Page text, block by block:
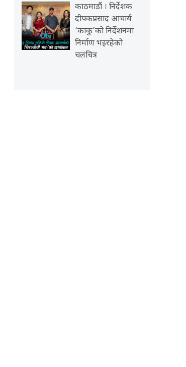
काठमाडौं । निर्देशक
दीपकप्रसाद आचार्य
‘काकु’को निर्देशनमा
निर्माण भइरहेको
चलचित्र